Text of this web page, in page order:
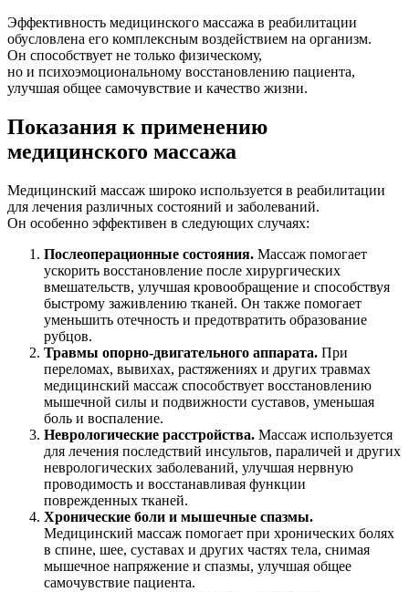
Эффективность медицинского массажа в реабилитации
обусловлена его комплексным воздействием на организм.
Он способствует не только физическому,
но и психоэмоциональному восстановлению пациента,
улучшая общее самочувствие и качество жизни.
Показания к применению
медицинского массажа
Медицинский массаж широко используется в реабилитации
для лечения различных состояний и заболеваний.
Он особенно эффективен в следующих случаях:
Послеоперационные состояния. Массаж помогает
ускорить восстановление после хирургических
вмешательств, улучшая кровообращение и способствуя
быстрому заживлению тканей. Он также помогает
уменьшить отечность и предотвратить образование
рубцов.
Травмы опорно-двигательного аппарата. При
переломах, вывихах, растяжениях и других травмах
медицинский массаж способствует восстановлению
мышечной силы и подвижности суставов, уменьшая
боль и воспаление.
Неврологические расстройства. Массаж используется
для лечения последствий инсультов, параличей и других
неврологических заболеваний, улучшая нервную
проводимость и восстанавливая функции
поврежденных тканей.
Хронические боли и мышечные спазмы.
Медицинский массаж помогает при хронических болях
в спине, шее, суставах и других частях тела, снимая
мышечное напряжение и спазмы, улучшая общее
самочувствие пациента.